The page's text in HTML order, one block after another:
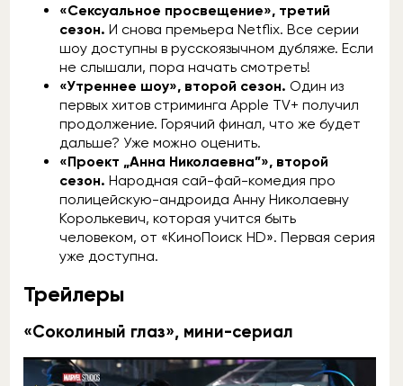
«Сексуальное просвещение», третий
сезон. И снова премьера Netflix. Все серии
шоу доступны в русскоязычном дубляже. Если
не слышали, пора начать смотреть!
«Утреннее шоу», второй сезон. Один из
первых хитов стриминга Apple TV+ получил
продолжение. Горячий финал, что же будет
дальше? Уже можно оценить.
«Проект „Анна Николаевна”», второй
сезон. Народная сай-фай-комедия про
полицейскую-андроида Анну Николаевну
Королькевич, которая учится быть
человеком, от «КиноПоиск HD». Первая серия
уже доступна.
Трейлеры
«Соколиный глаз», мини-сериал